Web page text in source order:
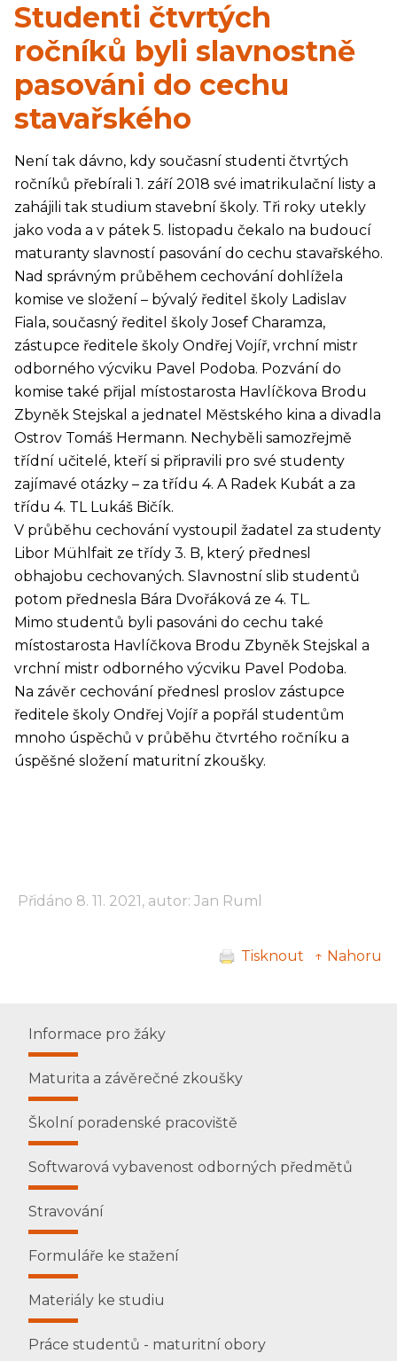
Studenti čtvrtých
ročníků byli slavnostně
pasováni do cechu
stavařského
Není tak dávno, kdy současní studenti čtvrtých
ročníků přebírali 1. září 2018 své imatrikulační listy a
zahájili tak studium stavební školy. Tři roky utekly
jako voda a v pátek 5. listopadu čekalo na budoucí
maturanty slavností pasování do cechu stavařského.
Nad správným průběhem cechování dohlížela
komise ve složení – bývalý ředitel školy Ladislav
Fiala, současný ředitel školy Josef Charamza,
zástupce ředitele školy Ondřej Vojíř, vrchní mistr
odborného výcviku Pavel Podoba. Pozvání do
komise také přijal místostarosta Havlíčkova Brodu
Zbyněk Stejskal a jednatel Městského kina a divadla
Ostrov Tomáš Hermann. Nechyběli samozřejmě
třídní učitelé, kteří si připravili pro své studenty
zajímavé otázky – za třídu 4. A Radek Kubát a za
třídu 4. TL Lukáš Bičík.
V průběhu cechování vystoupil žadatel za studenty
Libor Mühlfait ze třídy 3. B, který přednesl
obhajobu cechovaných. Slavnostní slib studentů
potom přednesla Bára Dvořáková ze 4. TL.
Mimo studentů byli pasováni do cechu také
místostarosta Havlíčkova Brodu Zbyněk Stejskal a
vrchní mistr odborného výcviku Pavel Podoba.
Na závěr cechování přednesl proslov zástupce
ředitele školy Ondřej Vojíř a popřál studentům
mnoho úspěchů v průběhu čtvrtého ročníku a
úspěšné složení maturitní zkoušky.
Přidáno 8. 11. 2021, autor: Jan Ruml
Tisknout ↑ Nahoru
Informace pro žáky
Maturita a závěrečné zkoušky
Školní poradenské pracoviště
Softwarová vybavenost odborných předmětů
Stravování
Formuláře ke stažení
Materiály ke studiu
Práce studentů - maturitní obory